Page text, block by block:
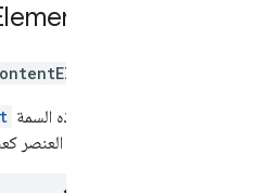
تضبط هذه السمة
أضِف هذا العنصر